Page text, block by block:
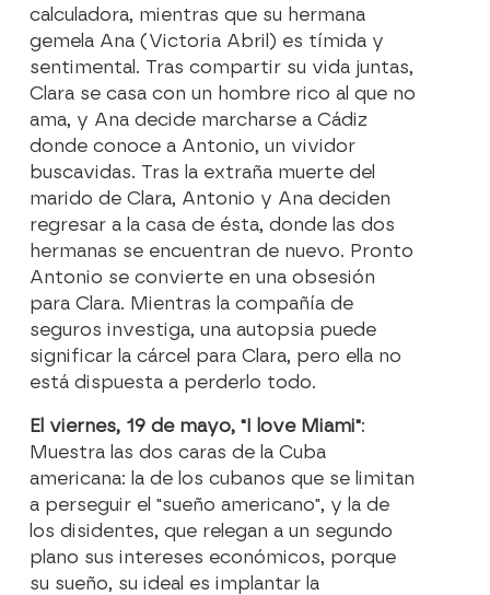
calculadora, mientras que su hermana
gemela Ana (Victoria Abril) es tímida y
sentimental. Tras compartir su vida juntas,
Clara se casa con un hombre rico al que no
ama, y Ana decide marcharse a Cádiz
donde conoce a Antonio, un vividor
buscavidas. Tras la extraña muerte del
marido de Clara, Antonio y Ana deciden
regresar a la casa de ésta, donde las dos
hermanas se encuentran de nuevo. Pronto
Antonio se convierte en una obsesión
para Clara. Mientras la compañía de
seguros investiga, una autopsia puede
significar la cárcel para Clara, pero ella no
está dispuesta a perderlo todo.
El viernes, 19 de mayo, "I love Miami":
Muestra las dos caras de la Cuba
americana: la de los cubanos que se limitan
a perseguir el "sueño americano", y la de
los disidentes, que relegan a un segundo
plano sus intereses económicos, porque
su sueño, su ideal es implantar la